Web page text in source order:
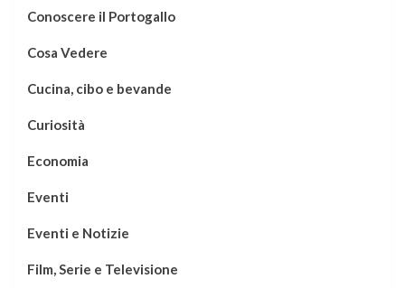
Conoscere il Portogallo
Cosa Vedere
Cucina, cibo e bevande
Curiosità
Economia
Eventi
Eventi e Notizie
Film, Serie e Televisione